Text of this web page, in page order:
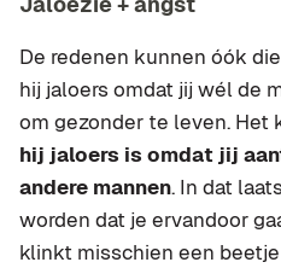
De redenen kunnen óók
hij jaloers omdat jij wél de
om gezonder te leven. Het
hij jaloers is omdat jij
andere mannen. In dat
worden dat je ervandoor
klinkt misschien een